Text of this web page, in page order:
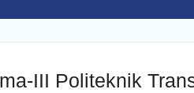
III Politeknik